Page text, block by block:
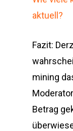
aktuell?
Fazit:
mining
Betrag